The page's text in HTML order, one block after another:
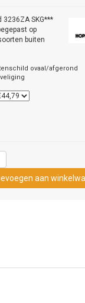
SKG***
op
buiten
ovaal/afgerond